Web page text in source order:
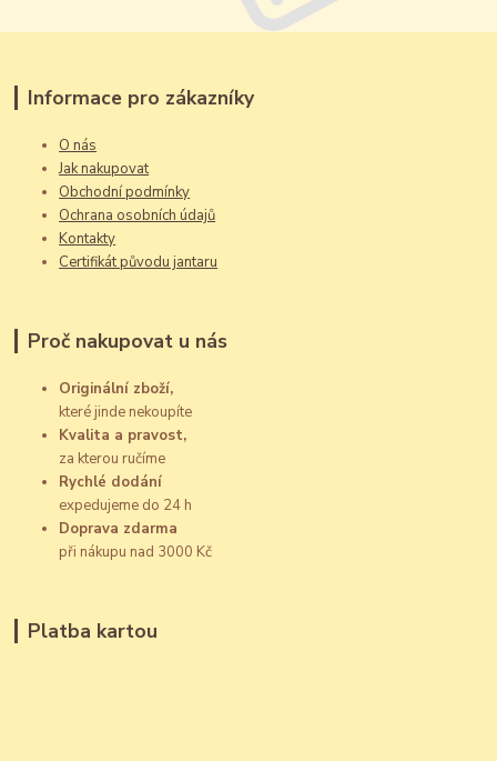
Informace pro zákazníky
O nás
Jak nakupovat
Obchodní podmínky
Ochrana osobních údajů
Kontakty
Certifikát původu jantaru
Proč nakupovat u nás
Originální zboží,
které jinde nekoupíte
Kvalita a pravost,
za kterou ručíme
Rychlé dodání
expedujeme do 24 h
Doprava zdarma
při nákupu nad 3000 Kč
Platba kartou